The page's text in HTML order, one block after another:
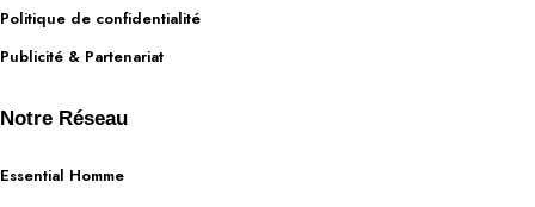
Politique de confidentialité
Publicité & Partenariat
Notre Réseau
Essential Homme